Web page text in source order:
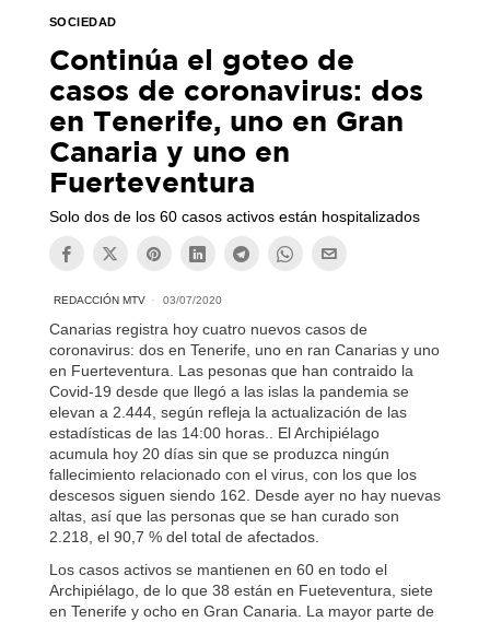
SOCIEDAD
Continúa el goteo de
casos de coronavirus: dos
en Tenerife, uno en Gran
Canaria y uno en
Fuerteventura
Solo dos de los 60 casos activos están hospitalizados
REDACCIÓN MTV 03/07/2020
Canarias registra hoy cuatro nuevos casos de
coronavirus: dos en Tenerife, uno en ran Canarias y uno
en Fuerteventura. Las pesonas que han contraido la
Covid-19 desde que llegó a las islas la pandemia se
elevan a 2.444, según refleja la actualización de las
estadísticas de las 14:00 horas.. El Archipiélago
acumula hoy 20 días sin que se produzca ningún
fallecimiento relacionado con el virus, con los que los
descesos siguen siendo 162. Desde ayer no hay nuevas
altas, así que las personas que se han curado son
2.218, el 90,7 % del total de afectados.
Los casos activos se mantienen en 60 en todo el
Archipiélago, de lo que 38 están en Fueteventura, siete
en Tenerife y ocho en Gran Canaria. La mayor parte de